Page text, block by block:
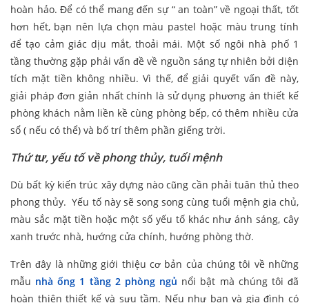
hoàn hảo. Để có thể mang đến sự “ an toàn” về ngoại thất, tốt
hơn hết, bạn nên lựa chọn màu pastel hoặc màu trung tính
để tạo cảm giác dịu mắt, thoải mái. Một số ngôi nhà phố 1
tầng thường gặp phải vấn đề về nguồn sáng tự nhiên bởi diện
tích mặt tiền không nhiều. Vì thế, để giải quyết vấn đề này,
giải pháp đơn giản nhất chính là sử dụng phương án thiết kế
phòng khách nằm liền kề cùng phòng bếp, có thêm nhiều cửa
sổ ( nếu có thể) và bố trí thêm phần giếng trời.
Thứ tư, yếu tố về phong thủy, tuổi mệnh
Dù bất kỳ kiến trúc xây dựng nào cũng cần phải tuân thủ theo
phong thủy. Yếu tố này sẽ song song cùng tuổi mệnh gia chủ,
màu sắc mặt tiền hoặc một số yếu tố khác như ánh sáng, cây
xanh trước nhà, hướng cửa chính, hướng phòng thờ.
Trên đây là những giới thiệu cơ bản của chúng tôi về những
mẫu nhà ống 1 tầng 2 phòng ngủ nổi bật mà chúng tôi đã
hoàn thiện thiết kế và sưu tầm. Nếu như bạn và gia đình có